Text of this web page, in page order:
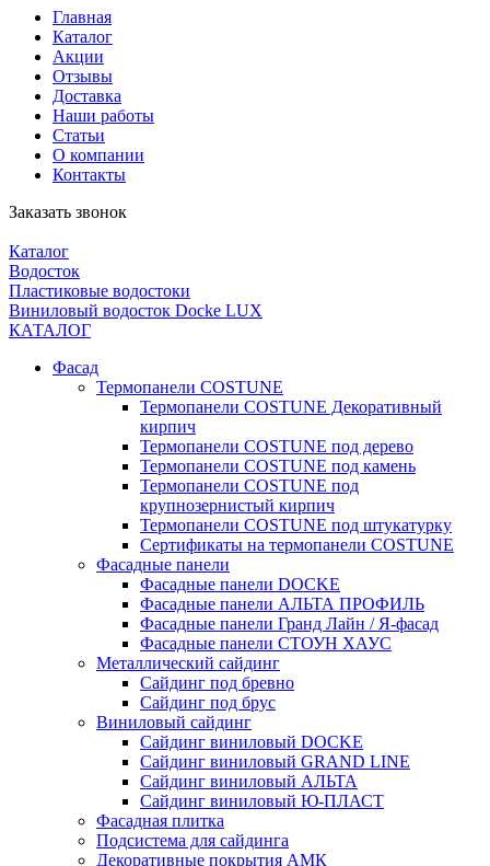
Главная
Каталог
Акции
Отзывы
Доставка
Наши работы
Статьи
О компании
Контакты
Заказать звонок
Каталог
Водосток
Пластиковые водостоки
Виниловый водосток Docke LUX
КАТАЛОГ
Фасад
Термопанели COSTUNE
Термопанели COSTUNE Декоративный
кирпич
Термопанели COSTUNE под дерево
Термопанели COSTUNE под камень
Термопанели COSTUNE под
крупнозернистый кирпич
Термопанели COSTUNE под штукатурку
Сертификаты на термопанели COSTUNE
Фасадные панели
Фасадные панели DOCKE
Фасадные панели АЛЬТА ПРОФИЛЬ
Фасадные панели Гранд Лайн / Я-фасад
Фасадные панели СТОУН ХАУС
Металлический сайдинг
Сайдинг под бревно
Сайдинг под брус
Виниловый сайдинг
Сайдинг виниловый DOCKE
Сайдинг виниловый GRAND LINE
Сайдинг виниловый АЛЬТА
Сайдинг виниловый Ю-ПЛАСТ
Фасадная плитка
Подсистема для сайдинга
Декоративные покрытия АМК